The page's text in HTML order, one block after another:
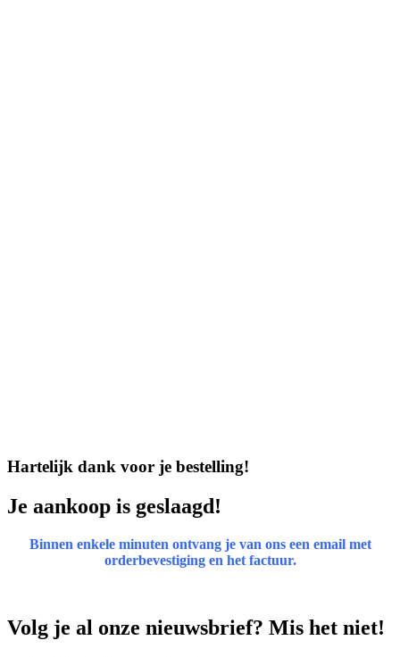
Hartelijk dank voor je bestelling!
Je aankoop is geslaagd!
Binnen enkele minuten ontvang je van ons een email met
orderbevestiging en het factuur.
Volg je al onze nieuwsbrief? Mis het niet!